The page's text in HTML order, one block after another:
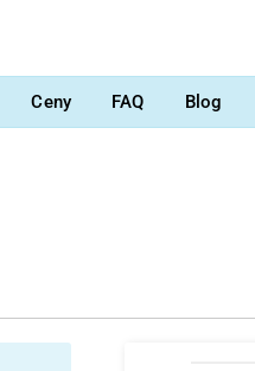
Ceny FAQ Blog